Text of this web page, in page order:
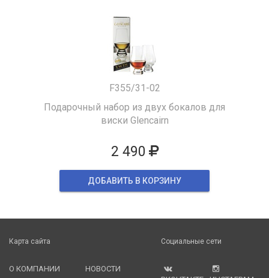
F355/31-02
Подарочный набор из двух бокалов для
виски Glencairn
2 490
ДОБАВИТЬ В КОРЗИНУ
Карта сайта
О КОМПАНИИ НОВОСТИ
Социальные сети